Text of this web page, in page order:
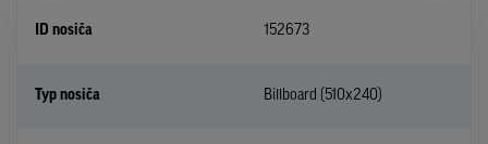
ID nosiča 152673
Typ nosiča Billboard (510x240)